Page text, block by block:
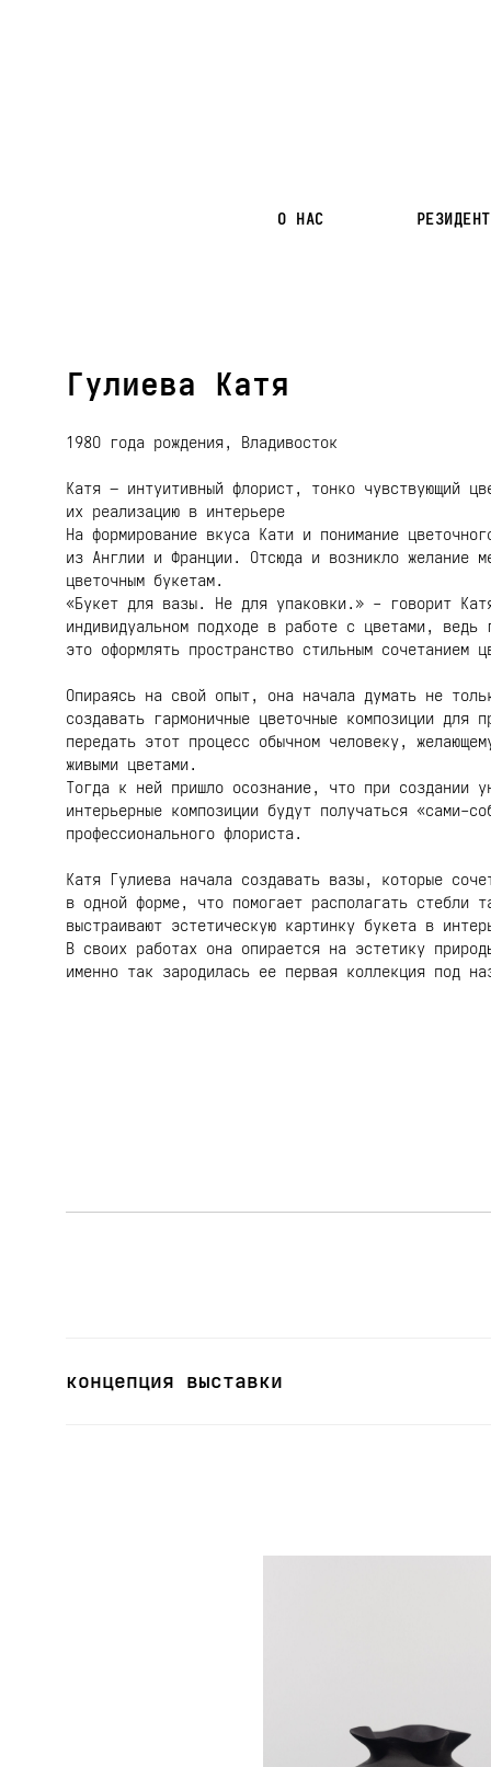
О НАС
Гулиева Катя
198О года рождения, Владивосток
Катя – интуитивный флорист, тонко чувствующий
их реализацию в интерьере
На формирование вкуса Кати и понимание
из Англии и Франции. Отсюда и возникло желание
цветочным букетам.
«Букет для вазы. Не для упаковки.» - говорит
индивидуальном подходе в работе с цветами, ведь
это оформлять пространство стильным сочетанием
Опираясь на свой опыт, она начала думать не
создавать гармоничные цветочные композиции для
передать этот процесс обычном человеку,
живыми цветами.
Тогда к ней пришло осознание, что при создании
интерьерные композиции будут получаться «сами-
профессионального флориста.
Катя Гулиева начала создавать вазы, которые
в одной форме, что помогает располагать стебли
выстраивают эстетическую картинку букета в
В своих работах она опирается на эстетику
именно так зародилась ее первая коллекция под
концепция выставки